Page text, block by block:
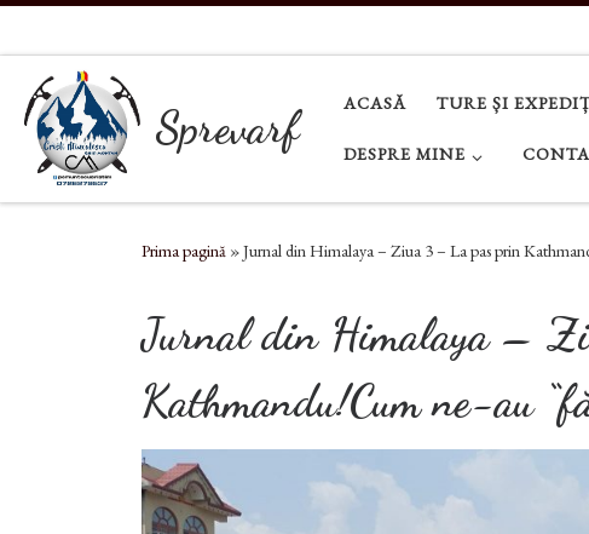
Sprevarf ACASĂ TURE ȘI
DESPRE MINE
Prima pagină »Jurnal din Himalaya – Ziua 3 – La pas prin
Jurnal din Himalaya –
Kathmandu!Cum ne-au